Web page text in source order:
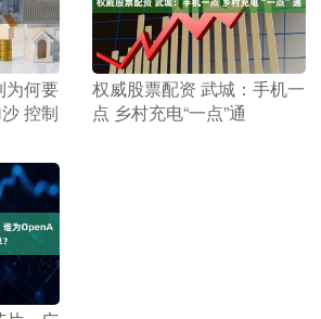
为何要
控制
​权威股票配资 武城：手机一
点 乡村充电“一点”通